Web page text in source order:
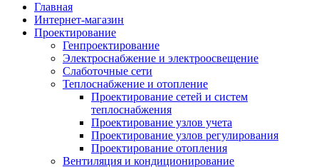
Главная
Интернет-магазин
Проектирование
Генпроектирование
Электроснабжение и электроосвещение
Слаботочные сети
Теплоснабжение и отопление
Проектирование сетей и систем
теплоснабжения
Проектирование узлов учета
Проектирование узлов регулирования
Проектирование отопления
Вентиляция и кондиционирование